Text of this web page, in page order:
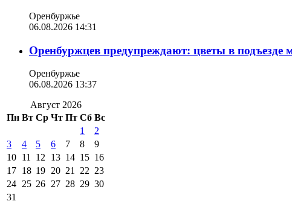
Оренбуржье
06.08.2026 14:31
Оренбуржцев предупреждают: цветы в подъезде
Оренбуржье
06.08.2026 13:37
Август 2026
Пн Вт Ср Чт Пт Сб Вс
1
2
3
4 5 6 7 8
9
10 11 12 13 14 15 16
17 18 19 20 21 22 23
24 25 26 27 28 29 30
31